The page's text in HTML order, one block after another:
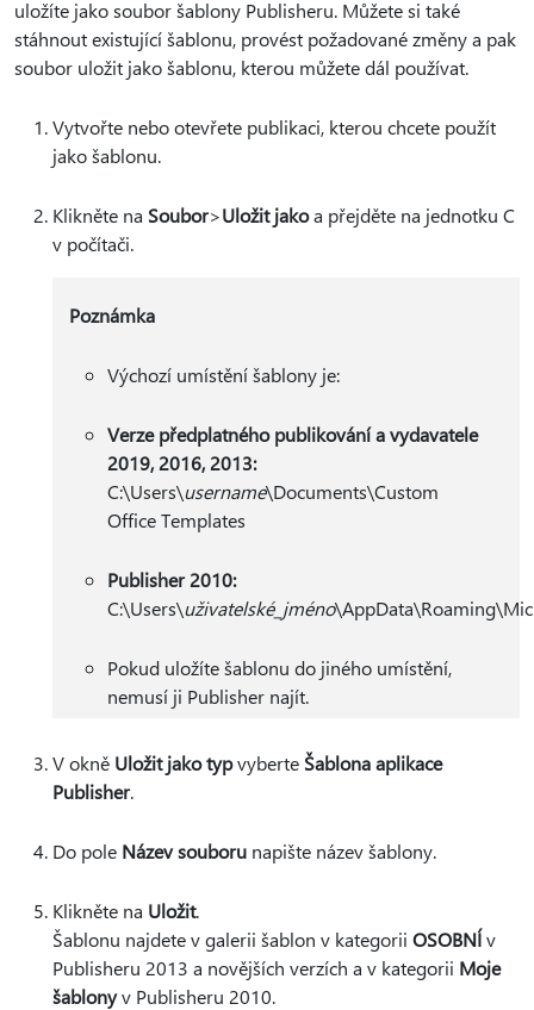
uložíte jako soubor šablony Publisheru. Můžete si také
stáhnout existující šablonu, provést požadované změny a pak
soubor uložit jako šablonu, kterou můžete dál používat.
Vytvořte nebo otevřete publikaci, kterou chcete použít
jako šablonu.
Klikněte na Soubor>Uložit jakoa přejděte na jednotku C
v počítači.
Poznámka
Výchozí umístění šablony je:
Verze předplatného publikování a vydavatele
2019, 2016, 2013:
C:\Users\username\Documents\Custom
Office Templates
Publisher 2010:
C:\Users\uživatelské_jméno
Pokud uložíte šablonu do jiného umístění,
nemusí ji Publisher najít.
V okně Uložit jako typvyberte Šablona aplikace
Publisher.
Do pole Název souboru napište název šablony.
Klikněte na Uložit.
Šablonu najdete v galerii šablon v kategorii OSOBNÍv
Publisheru 2013 a novějších verzích a v kategorii Moje
šablonyv Publisheru 2010.